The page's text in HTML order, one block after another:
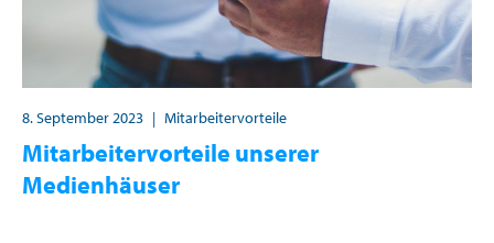
8. September 2023 | Mitarbeitervorteile
Mitarbeitervorteile unserer
Medienhäuser